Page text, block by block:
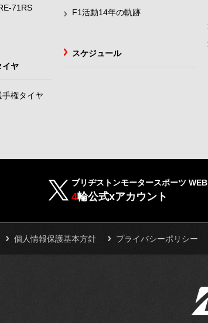
71RS
F1活動14年の軌跡
スケジュール
イヤ
権タイヤ
ブリヂストンモータースポーツ WEB
4輪公式xアカウント
個人情報保護基本方針 プライバシーポリシー